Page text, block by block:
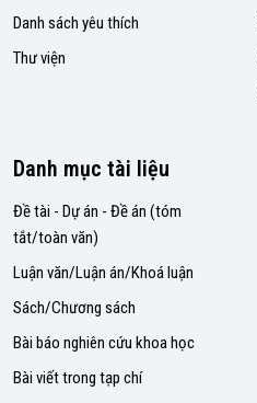
Danh sách yêu thích
Thư viện
Danh mục tài liệu
Đề tài - Dự án - Đề án (tóm
tắt/toàn văn)
Luận văn/Luận án/Khoá luận
Sách/Chương sách
Bài báo nghiên cứu khoa học
Bài viết trong tạp chí